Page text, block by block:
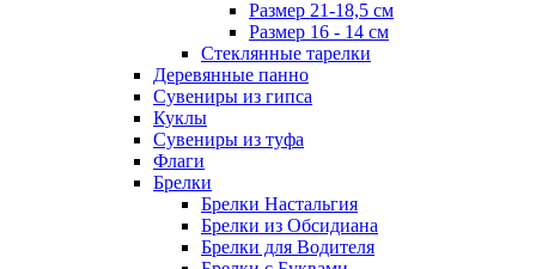
Размер 21-18,5 см
Размер 16 - 14 см
Стеклянные тарелки
Деревянные панно
Сувениры из гипса
Куклы
Сувениры из туфа
Флаги
Брелки
Брелки Настальгия
Брелки из Обсидиана
Брелки для Водителя